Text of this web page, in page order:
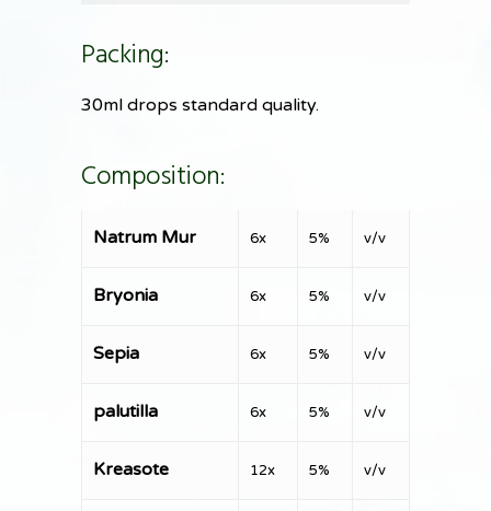
Packing:
30ml drops standard quality.
Composition:
Natrum Mur 6x 5% v/v
Bryonia 6x 5% v/v
Sepia 6x 5% v/v
palutilla 6x 5% v/v
Kreasote 12x 5% v/v